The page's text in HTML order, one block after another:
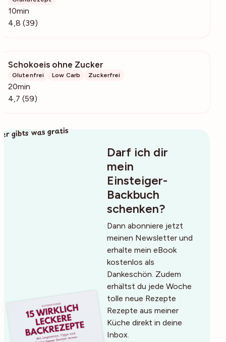
10min
4,8 (39)
Schokoeis ohne Zucker
Glutenfrei Low Carb Zuckerfrei
20min
4,7 (59)
Darf ich dir
mein
Einsteiger-
Backbuch
schenken?
Dann abonniere jetzt
meinen Newsletter und
erhalte mein eBook
kostenlos als
Dankeschön. Zudem
erhältst du jede Woche
tolle neue Rezepte
Rezepte aus meiner
Küche direkt in deine
Inbox.
gibts was gratis